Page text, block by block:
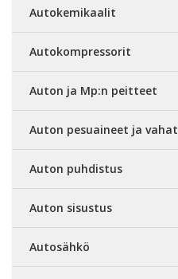
Autokemikaalit
Autokompressorit
Auton ja Mp:n peitteet
Auton pesuaineet ja vahat
Auton puhdistus
Auton sisustus
Autosähkö